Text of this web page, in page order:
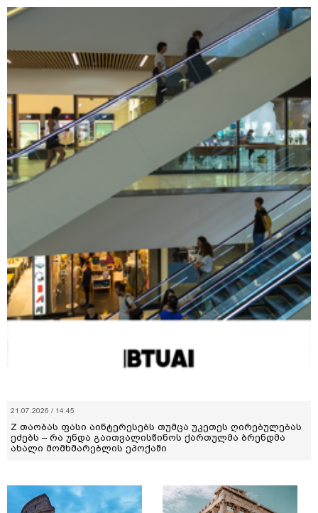
21.07.2026 / 14:45
Z თაობას ფასი აინტერესებს თუმცა უკეთეს ღირებულებას
ეძებს – რა უნდა გაითვალისწინოს ქართულმა ბრენდმა
ახალი მომხმარებლის ეპოქაში